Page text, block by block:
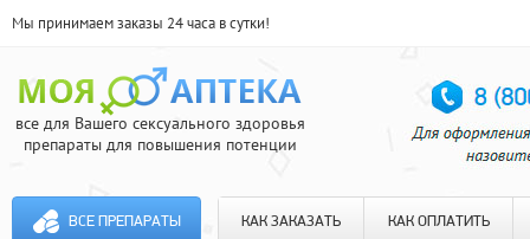
Мы принимаем заказы 24 часа в сутки!
все для Вашего сексуального здоровья
препараты для повышения потенции
ВСЕ ПРЕПАРАТЫ КАК ЗАКАЗАТЬ КАК ОПЛАТИТЬ